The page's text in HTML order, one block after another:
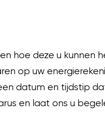
hoe deze u kunnen
op uw
datum en tijdstip
en laat ons u